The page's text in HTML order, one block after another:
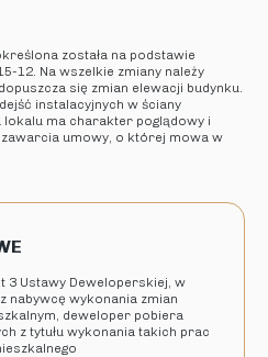
została na podstawie
12. Na wszelkie zmiany należy
się zmian elewacji budynku.
instalacyjnych w ściany
ma charakter poglądowy i
umowy, o której mowa w
3 Ustawy Deweloperskiej, w
nabywcę wykonania zmian
deweloper pobiera
z tytułu wykonania takich prac